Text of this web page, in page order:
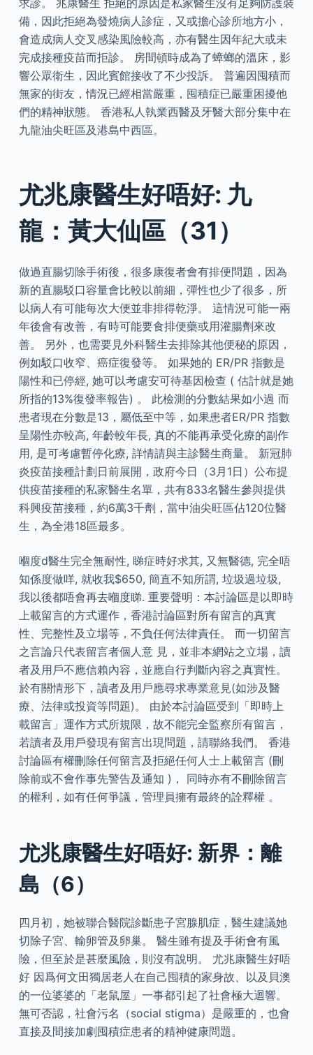
求診。 兆康醫生 拒絕的原因是私家醫生沒有足夠防護裝
備，因此拒絕為發燒病人診症，又或擔心診所地方小，
會造成病人交叉感染風險較高，亦有醫生因年紀大或未
完成接種疫苗而拒診。 房間頓時成為了蟑螂的溫床，影
響公眾衛生，因此賓館接收了不少投訴。 普遍因囤積而
無家的街友，情況已經相當嚴重，囤積症已嚴重困擾他
們的精神狀態。 香港私人執業西醫及牙醫大部分集中在
九龍油尖旺區及港島中西區。
尤兆康醫生好唔好: 九
龍：黃大仙區（31）
做過直腸切除手術後，很多康復者會有排便問題，因為
新的直腸駁口容量會比較以前細，彈性也少了很多，所
以病人有可能每次大便並非排得乾淨。 這情況可能一兩
年後會有改善，有時可能要食排便藥或用灌腸劑來改
善。 另外，也需要見外科醫生去排除其他便秘的原因，
例如駁口收窄、癌症復發等。 如果她的 ER/PR 指數是
陽性和已停經, 她可以考慮安可待基因檢查 ( 估計就是她
所指的13%復發率報告) 。 此檢測的分數結果如小過 而
患者現在分數是13，屬低至中等，如果患者ER/PR 指數
呈陽性亦較高, 年齡較年長, 真的不能再承受化療的副作
用, 是可考慮暫停化療, 詳情請與主診醫生商量。 新冠肺
炎疫苗接種計劃日前展開，政府今日（3月1日）公布提
供疫苗接種的私家醫生名單，共有833名醫生參與提供
科興疫苗接種，約6萬3千劑，當中油尖旺區佔120位醫
生，為全港18區最多。
嗰度d醫生完全無耐性, 睇症時好求其, 又無醫德, 完全唔
知係度做咩, 就收我$650, 簡直不知所謂, 垃圾過垃圾,
我以後都唔會再去嗰度睇. 重要聲明：本討論區是以即時
上載留言的方式運作，香港討論區對所有留言的真實
性、完整性及立場等，不負任何法律責任。 而一切留言
之言論只代表留言者個人意 見，並非本網站之立場，讀
者及用戶不應信賴內容，並應自行判斷內容之真實性。
於有關情形下，讀者及用戶應尋求專業意見(如涉及醫
療、法律或投資等問題)。 由於本討論區受到「即時上
載留言」運作方式所規限，故不能完全監察所有留言，
若讀者及用戶發現有留言出現問題，請聯絡我們。 香港
討論區有權刪除任何留言及拒絕任何人士上載留言 (刪
除前或不會作事先警告及通知 )， 同時亦有不刪除留言
的權利，如有任何爭議，管理員擁有最終的詮釋權 。
尤兆康醫生好唔好: 新界：離
島（6）
四月初，她被聯合醫院診斷患子宮腺肌症，醫生建議她
切除子宮、輸卵管及卵巢。 醫生雖有提及手術會有風
險，但至於是甚麼風險，則沒有說明。 尤兆康醫生好唔
好 因爲何文田獨居老人在自己囤積的家身故、以及貝澳
的一位婆婆的「老鼠屋」一事都引起了社會極大迴響。
無可否認，社會污名（social stigma）是嚴重的，也會
直接及間接加劇囤積症患者的精神健康問題。